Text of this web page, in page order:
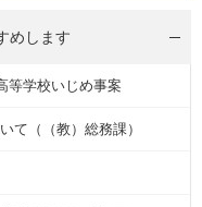
めします
等学校いじめ事案
て（（教）総務課）